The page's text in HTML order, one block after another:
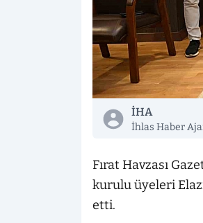
İHA
İhlas Haber
Fırat Havzası
kurulu üyeleri
etti.